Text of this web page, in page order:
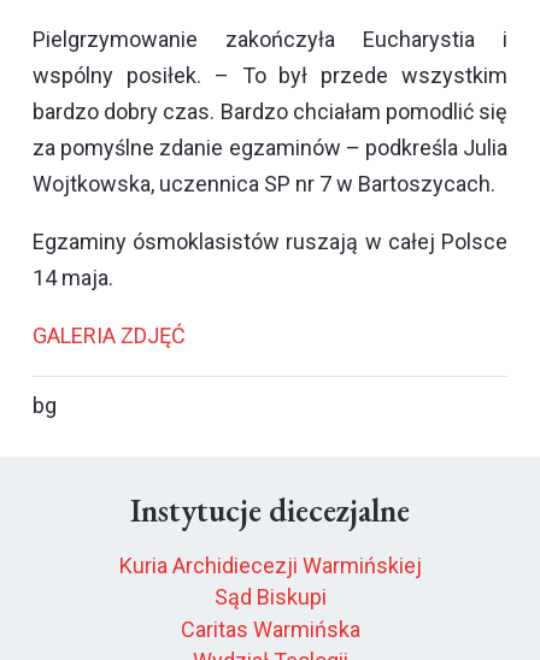
Pielgrzymowanie zakończyła Eucharystia i
wspólny posiłek. – To był przede wszystkim
bardzo dobry czas. Bardzo chciałam pomodlić się
za pomyślne zdanie egzaminów – podkreśla Julia
Wojtkowska, uczennica SP nr 7 w Bartoszycach.
Egzaminy ósmoklasistów ruszają w całej Polsce
14 maja.
GALERIA ZDJĘĆ
bg
Instytucje diecezjalne
Kuria Archidiecezji Warmińskiej
Sąd Biskupi
Caritas Warmińska